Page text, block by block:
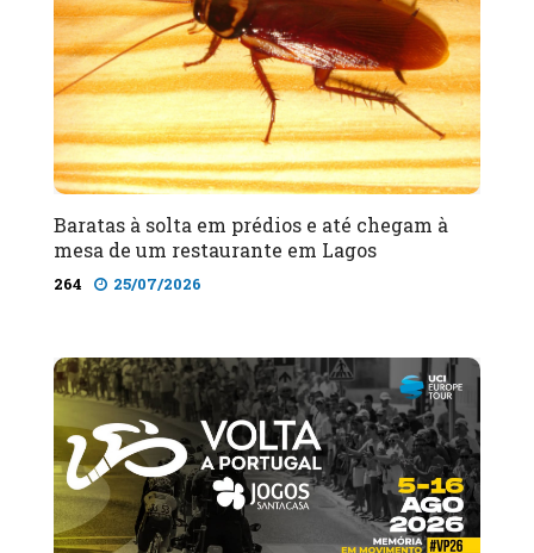
Baratas à solta em prédios e até chegam à
mesa de um restaurante em Lagos
264 25/07/2026